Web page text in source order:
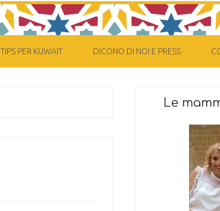
TIPS PER KUWAIT DICONO DI NOI E PRESS
Le